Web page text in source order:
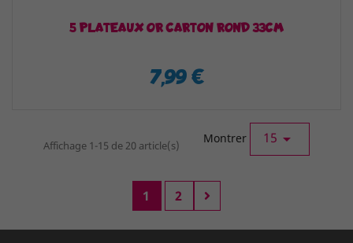
5 PLATEAUX OR CARTON ROND 33CM
7,99 €
Affichage 1-15 de 20 article(s) Montrer 15 
1 2 Suivant